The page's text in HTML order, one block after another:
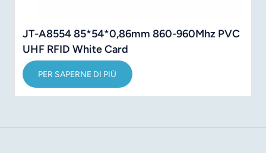
JT-A8554 85*54*0,86mm 860-960Mhz PVC
UHF RFID White Card
PER SAPERNE DI PIÙ